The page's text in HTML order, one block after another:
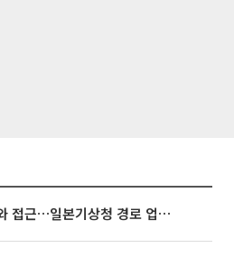
태풍 '돌핀' 오키나와 접근…일본기상청 경로 업데이트